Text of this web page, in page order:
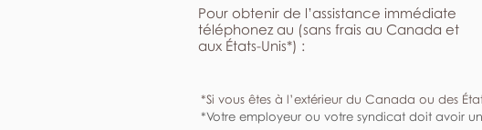
Pour obtenir de l’assistance immédiate
téléphonez au (sans frais au Canada et
aux États-Unis*) :
*Si vous êtes à l’extérieur du Canada ou des
*Votre employeur ou votre syndicat doit avoir